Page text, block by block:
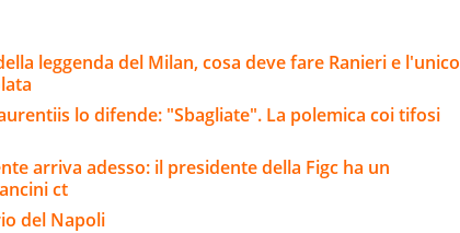
leggenda del Milan, cosa deve fare Ranieri e l'unico
lo difende: "Sbagliate". La polemica coi tifosi
arriva adesso: il presidente della Figc ha un
ct
del Napoli